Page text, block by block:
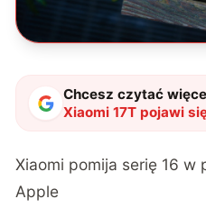
Chcesz czytać
Xiaomi 17T pojawi
miesięcy po 15T.
Xiaomi pomija serię 16 w
Apple